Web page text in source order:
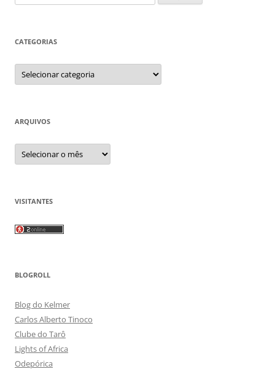
por:
CATEGORIAS
Categorias
ARQUIVOS
Arquivos
VISITANTES
BLOGROLL
Blog do Kelmer
Carlos Alberto Tinoco
Clube do Tarô
Lights of Africa
Odepórica